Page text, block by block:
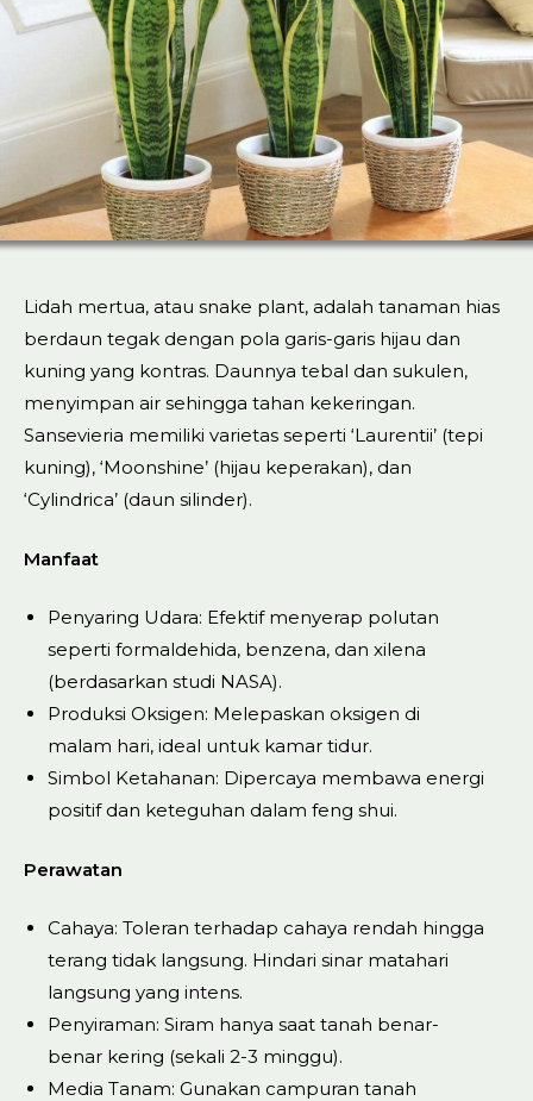
Lidah mertua, atau snake plant, adalah tanaman hias
berdaun tegak dengan pola garis-garis hijau dan
kuning yang kontras. Daunnya tebal dan sukulen,
menyimpan air sehingga tahan kekeringan.
Sansevieria memiliki varietas seperti ‘Laurentii’ (tepi
kuning), ‘Moonshine’ (hijau keperakan), dan
‘Cylindrica’ (daun silinder).
Manfaat
Penyaring Udara: Efektif menyerap polutan
seperti formaldehida, benzena, dan xilena
(berdasarkan studi NASA).
Produksi Oksigen: Melepaskan oksigen di
malam hari, ideal untuk kamar tidur.
Simbol Ketahanan: Dipercaya membawa energi
positif dan keteguhan dalam feng shui.
Perawatan
Cahaya: Toleran terhadap cahaya rendah hingga
terang tidak langsung. Hindari sinar matahari
langsung yang intens.
Penyiraman: Siram hanya saat tanah benar-
benar kering (sekali 2-3 minggu).
Media Tanam: Gunakan campuran tanah